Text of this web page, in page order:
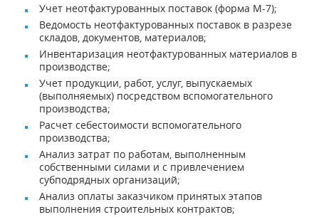
Учет неотфактурованных поставок (форма М-7);
Ведомость неотфактурованных поставок в разрезе
складов, документов, материалов;
Инвентаризация неотфактурованных материалов в
производстве;
Учет продукции, работ, услуг, выпускаемых
(выполняемых) посредством вспомогательного
производства;
Расчет себестоимости вспомогательного
производства;
Анализ затрат по работам, выполненным
собственными силами и с привлечением
субподрядных организаций;
Анализ оплаты заказчиком принятых этапов
выполнения строительных контрактов;